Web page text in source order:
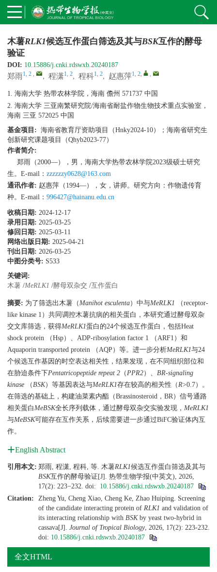
木薯RLK1候选互作蛋白筛选及其与BSK互作的酵母
验证
DOI: 10.15886/j.cnki.rdswxb.20240187
郑雨1, 2 , , 程潇1, 2, 程科1, 2, 赵惠萍1, 2, ,
1. 海南大学 热带农林学院，海南 儋州 571737 中国
2. 海南大学 三亚南繁研究院/海南省耐盐作物生物技术重点实验室，
海南 三亚 572025 中国
基金项目: 海南省教育厅资助项目（Hnky2024-10）；海南省研究生
创新研究课题项目（Qhyb2023-77）
作者简介:
郑雨（2000—），男，海南大学热带农林学院2023级硕士研究
生。E-mail： zzzzzzy0628@163.com
通讯作者: 赵惠萍（1994—），女，讲师。研究方向：作物遗传育
种。E-mail： 996427@hainanu.edu.cn
收稿日期: 2024-12-17
录用日期: 2025-03-25
修回日期: 2025-03-11
网络出版日期: 2025-04-21
刊出日期: 2026-03-25
中图分类号: S533
关键词:
木薯 /MeRLK1 /酵母双杂交 /互作蛋白
摘要: 为了筛选出木薯（Manihot esculenta）中与MeRLK1 （receptor-
like kinase 1）共同调控木薯抗病的相关蛋白，本研究通过酵母双杂
交文库筛选，获得MeRLK1蛋白的24个候选互作蛋白，包括Heat
shock protein （Hsp）、ADP-ribosylation factor 1 （ARF1）和
Aquaporin transported protein （AQP）等。进一步分析MeRLK1与24
个候选互作基因的时空表达相关性，结果发现，在不同组织部位和
在胁迫条件下Pentatricopeptide repeat 2 （PPR2）、 BR-signaling
kinase （BSK）等基因表达与MeRLK1存在较高的相关性（R>0.7）。
在筛选的基础上，构建油菜素内酯（Brassinosteroid，BR）信号通路
相关蛋白MeBSK全长序列载体，通过酵母双杂交实验发现， MeRLK1
与MeBSK可能存在互作关系，后续需要进一步通过BiFC验证体内互
作。
English Abstract
引用本文: 郑雨, 程潇, 程科, 等. 木薯RLK1候选互作蛋白筛选及其与
BSK互作的酵母验证[J]. 热带生物学报(中英文), 2026,
17(2): 223−232. doi: 10.15886/j.cnki.rdswxb.20240187
Citation:
Zheng Yu, Cheng Xiao, Cheng Ke, Zhao Huiping. Screening
of the candidate interacting protein of RLK1 and validation of
its interacting relationship with BSK by yeast two-hybrid in
cassava[J]. Journal of Tropical Biology, 2026, 17(2): 223-232.
doi: 10.15886/j.cnki.rdswxb.20240187
全文HTML